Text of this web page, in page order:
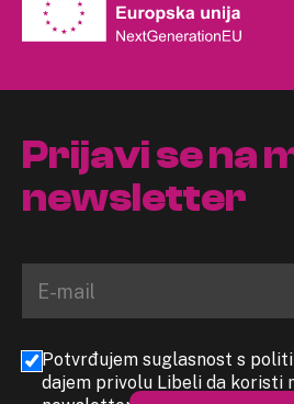
Prijavi se na
newsletter
Potvrđujem suglasnost s
dajem privolu Libeli da koristi